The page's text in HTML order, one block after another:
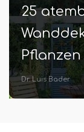
25
Pflanzen
Dr. Luis Bader